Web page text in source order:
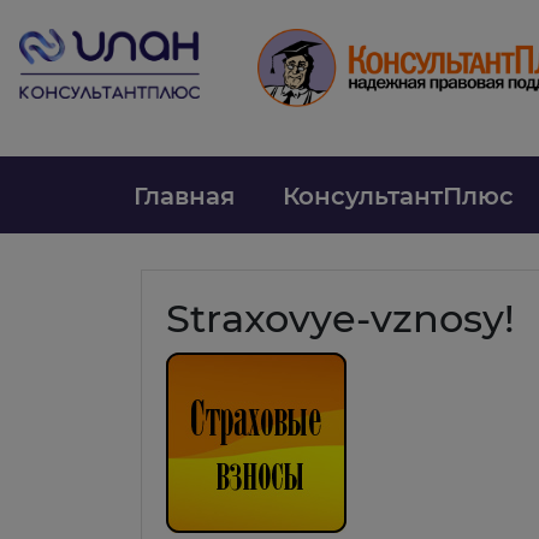
Главная КонсультантПлюс
Straxovye-vznosy!